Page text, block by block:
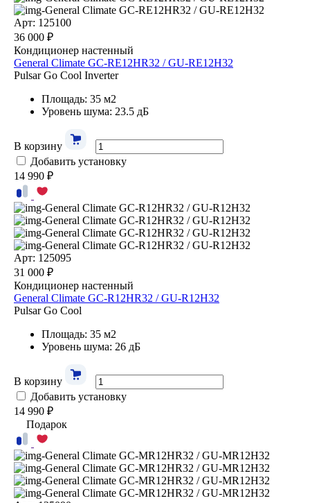
Арт: 125100
36 000 ₽
Кондиционер настенный
General Climate GC-RE12HR32 / GU-RE12H32
Pulsar Go Cool Inverter
Площадь: 35 м2
Уровень шума: 23.5 дБ
В корзину
Добавить установку
14 990 ₽
Арт: 125095
31 000 ₽
Кондиционер настенный
General Climate GC-R12HR32 / GU-R12H32
Pulsar Go Cool
Площадь: 35 м2
Уровень шума: 26 дБ
В корзину
Добавить установку
14 990 ₽
Подарок